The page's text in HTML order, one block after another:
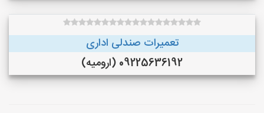
تعمیرات صندلی اداری
09225636192 (ارومیه)